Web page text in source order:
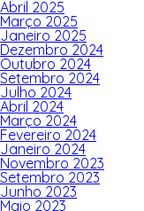
Abril 2025
Março 2025
Janeiro 2025
Dezembro 2024
Outubro 2024
Setembro 2024
Julho 2024
Abril 2024
Março 2024
Fevereiro 2024
Janeiro 2024
Novembro 2023
Setembro 2023
Junho 2023
Maio 2023